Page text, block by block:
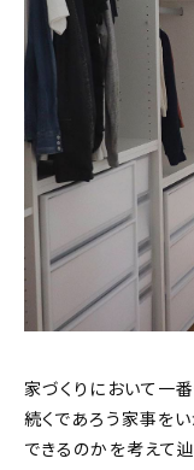
家づくりにおいて一
続くであろう家事を
できるのかを考えて辿